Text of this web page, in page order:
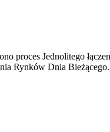
proces Jednolitego
Rynków Dnia